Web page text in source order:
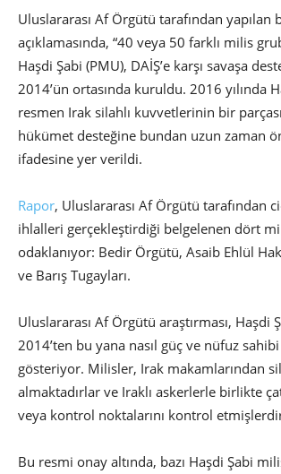
Uluslararası Af Örgütü tarafından yapılan
açıklamasında, “40 veya 50 farklı milis
Haşdi Şabi (PMU), DAİŞ’e karşı savaşa
2014’ün ortasında kuruldu. 2016 yılında
resmen Irak silahlı kuvvetlerinin bir
hükümet desteğine bundan uzun zaman
ifadesine yer verildi.
Rapor, Uluslararası Af Örgütü tarafından
ihlalleri gerçekleştirdiği belgelenen dört
odaklanıyor: Bedir Örgütü, Asaib Ehlül
ve Barış Tugayları.
Uluslararası Af Örgütü araştırması, Haşdi
2014’ten bu yana nasıl güç ve nüfuz sahibi
gösteriyor. Milisler, Irak makamlarından
almaktadırlar ve Iraklı askerlerle birlikte
veya kontrol noktalarını kontrol
Bu resmi onay altında, bazı Haşdi Şabi